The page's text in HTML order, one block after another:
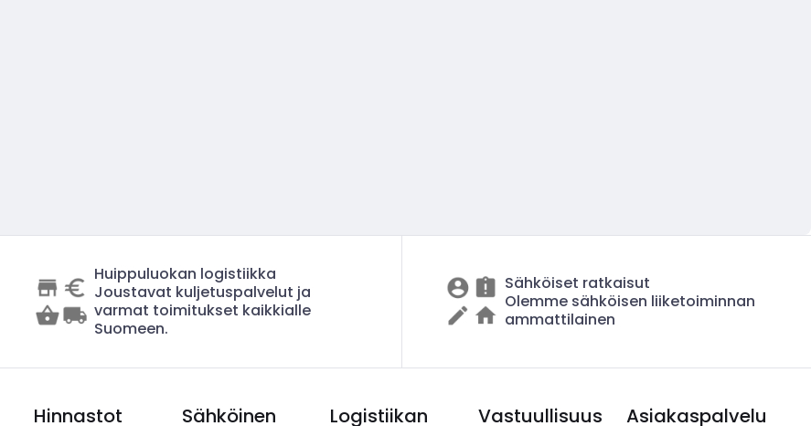
Huippuluokan logistiikka
Joustavat kuljetuspalvelut ja
varmat toimitukset kaikkialle
Suomeen.
Sähköiset ratkaisut
Olemme sähköisen liiketoiminnan
ammattilainen
Hinnastot
Sähköinen
Logistiikan
Vastuullisuus Asiakaspalvelu